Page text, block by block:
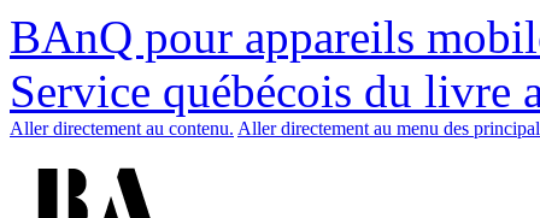
BAnQ pour appareils
Service québécois du livre
Aller directement au contenu. Aller directement au menu des